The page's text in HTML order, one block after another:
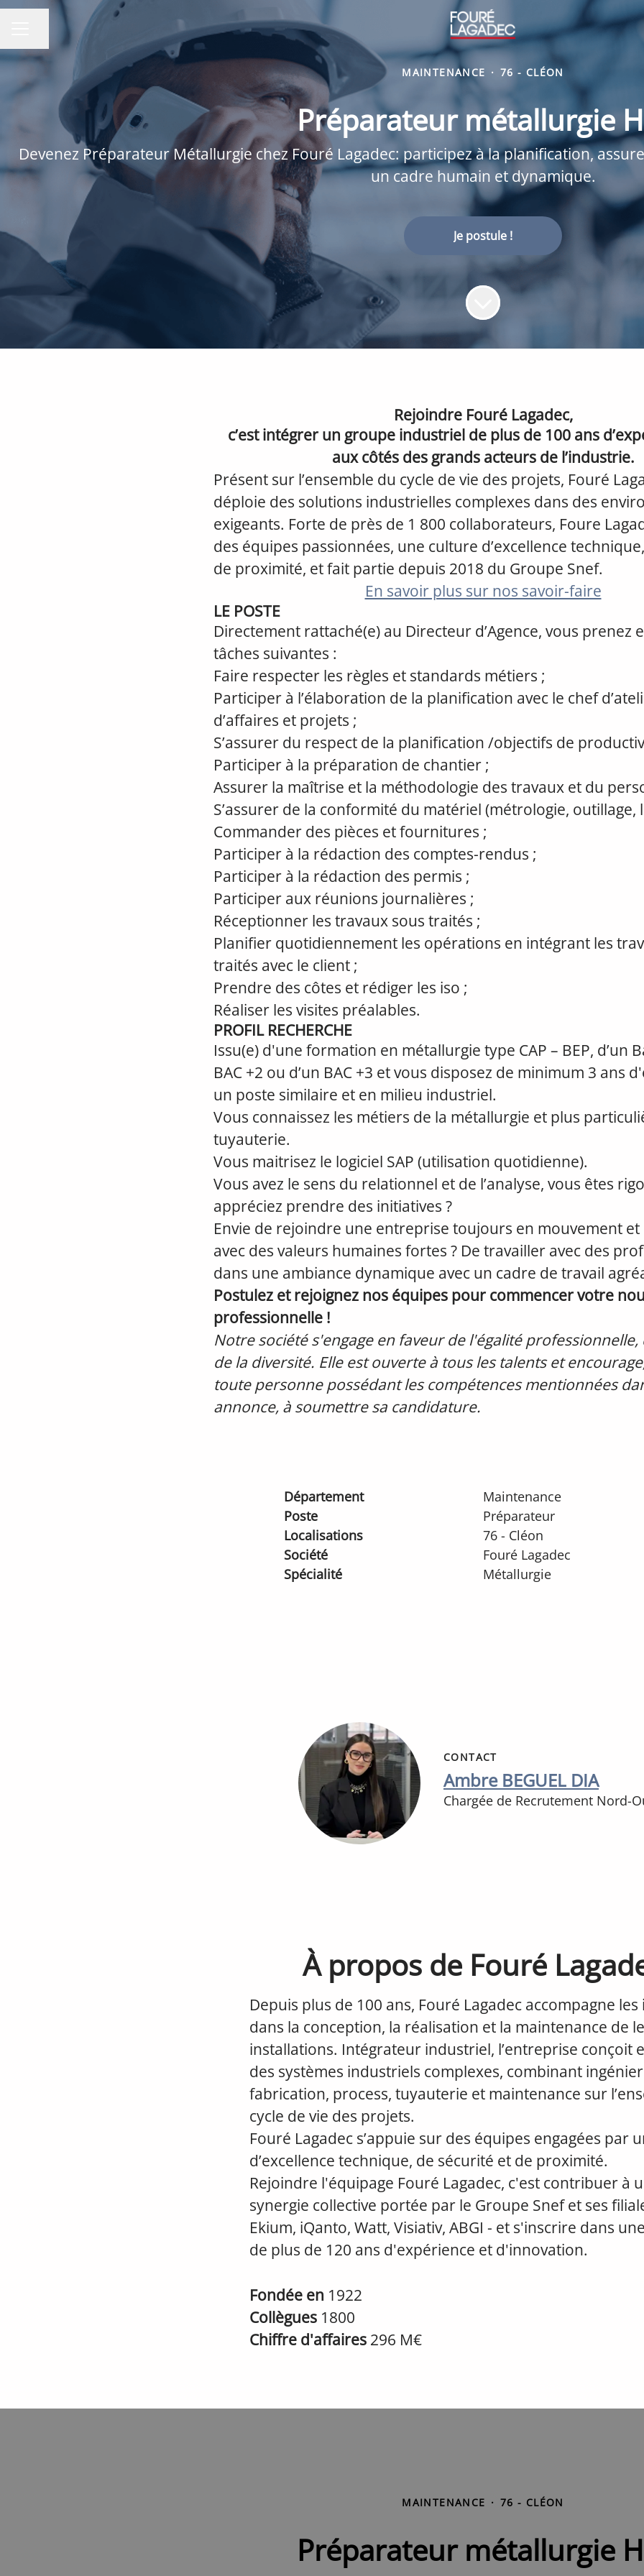
MENU CARRIÈRE
Partager la page
MAINTENANCE · 76 - CLÉON
Préparateur métallurgie
Devenez Préparateur Métallurgie chez Fouré Lagadec: participez à la planification,
un cadre humain et dynamique.
Je postule !
Rejoindre Fouré Lagadec,
c’est intégrer un groupe industriel de plus de 100 ans
aux côtés des grands acteurs de l’industrie.
Présent sur l’ensemble du cycle de vie des projets, Fouré
déploie des solutions industrielles complexes dans des
exigeants. Forte de près de 1 800 collaborateurs, Foure
des équipes passionnées, une culture d’excellence
de proximité, et fait partie depuis 2018 du Groupe Snef.
En savoir plus sur nos savoir-faire
LE POSTE
Directement rattaché(e) au Directeur d’Agence, vous prenez
tâches suivantes :
Faire respecter les règles et standards métiers ;
Participer à l’élaboration de la planification avec le chef
d’affaires et projets ;
S’assurer du respect de la planification /objectifs de
Participer à la préparation de chantier ;
Assurer la maîtrise et la méthodologie des travaux et du
S’assurer de la conformité du matériel (métrologie, outillage,
Commander des pièces et fournitures ;
Participer à la rédaction des comptes-rendus ;
Participer à la rédaction des permis ;
Participer aux réunions journalières ;
Réceptionner les travaux sous traités ;
Planifier quotidiennement les opérations en intégrant les
traités avec le client ;
Prendre des côtes et rédiger les iso ;
Réaliser les visites préalables.
PROFIL RECHERCHE
Issu(e) d'une formation en métallurgie type CAP – BEP, d’un
BAC +2 ou d’un BAC +3 et vous disposez de minimum 3 ans
un poste similaire et en milieu industriel.
Vous connaissez les métiers de la métallurgie et plus
tuyauterie.
Vous maitrisez le logiciel SAP (utilisation quotidienne).
Vous avez le sens du relationnel et de l’analyse, vous êtes
appréciez prendre des initiatives ?
Envie de rejoindre une entreprise toujours en mouvement
avec des valeurs humaines fortes ? De travailler avec des
dans une ambiance dynamique avec un cadre de travail
Postulez et rejoignez nos équipes pour commencer votre
professionnelle !
Notre société s'engage en faveur de l'égalité professionnelle,
de la diversité. Elle est ouverte à tous les talents et
toute personne possédant les compétences mentionnées
annonce, à soumettre sa candidature.
Département
Maintenance
Poste
Préparateur
Localisations
76 - Cléon
Société
Fouré Lagadec
Spécialité
Métallurgie
CONTACT
Ambre BEGUEL DIA
Chargée de Recrutement Nord-
À propos de Fouré
Depuis plus de 100 ans, Fouré Lagadec accompagne
dans la conception, la réalisation et la maintenance de
installations. Intégrateur industriel, l’entreprise conçoit
des systèmes industriels complexes, combinant
fabrication, process, tuyauterie et maintenance sur
cycle de vie des projets.
Fouré Lagadec s’appuie sur des équipes engagées par
d’excellence technique, de sécurité et de proximité.
Rejoindre l'équipage Fouré Lagadec, c'est contribuer à
synergie collective portée par le Groupe Snef et ses
Ekium, iQanto, Watt, Visiativ, ABGI - et s'inscrire dans
de plus de 120 ans d'expérience et d'innovation.
Fondée en 1922
Collègues 1800
Chiffre d'affaires 296 M€
MAINTENANCE · 76 - CLÉON
Préparateur métallurgie